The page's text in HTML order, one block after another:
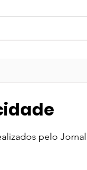
para
pelo